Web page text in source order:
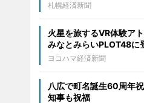
札幌経済新聞
火星を旅するVR体験ア
みなとみらいPLOT48に
ヨコハマ経済新聞
八広で町名誕生60周年
知事も祝福